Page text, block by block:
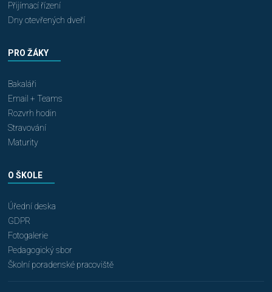
Přijímací řízení
Dny otevřených dveří
PRO ŽÁKY
Bakaláři
Email + Teams
Rozvrh hodin
Stravování
Maturity
O ŠKOLE
Úřední deska
GDPR
Fotogalerie
Pedagogický sbor
Školní poradenské pracoviště